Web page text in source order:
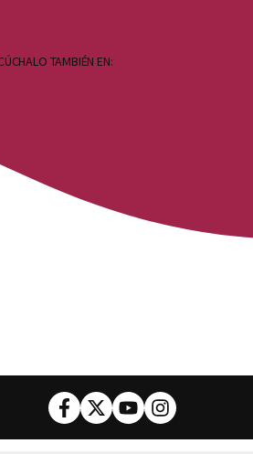
TAMBIÉN EN:
Facebook
TwitterYoutubeInstagram